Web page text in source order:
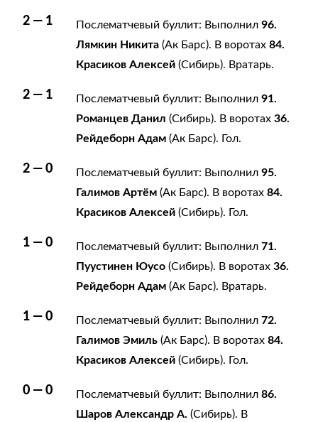
2 — 1 Послематчевый буллит: Выполнил96.
Лямкин Никита(Ак Барс). В воротах84.
Красиков Алексей(Сибирь). Вратарь.
2 — 1 Послематчевый буллит: Выполнил91.
Романцев Данил (Сибирь). В воротах36.
Рейдеборн Адам(Ак Барс). Гол.
2 — 0 Послематчевый буллит: Выполнил95.
Галимов Артём(Ак Барс). В воротах84.
Красиков Алексей(Сибирь). Гол.
1 — 0 Послематчевый буллит: Выполнил71.
Пуустинен Юусо(Сибирь). В воротах36.
Рейдеборн Адам(Ак Барс). Вратарь.
1 — 0 Послематчевый буллит: Выполнил72.
Галимов Эмиль(Ак Барс). В воротах84.
Красиков Алексей(Сибирь). Гол.
0 — 0 Послематчевый буллит: Выполнил86.
Шаров Александр А. (Сибирь). В